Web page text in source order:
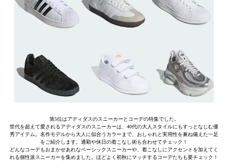
第5位はアディダスのスニーカーとコーデの特集でした。
世代を超えて愛されるアディダスのスニーカーは、40代の大人スタイルにもすっとなじむ優
秀アイテム。名作モデルから大人に似合うカラーまで、おしゃれと実用性を兼ね備えた一足
をご紹介します。通勤や休日の着こなし術も合わせてチェック！
どんなコーデもおまかせあれなベーシックスニーカーや、着こなしにアクセントを加えてく
れる個性派スニーカーを集めました。ほどよく初秋にマッチするコーデたちも要チェック！